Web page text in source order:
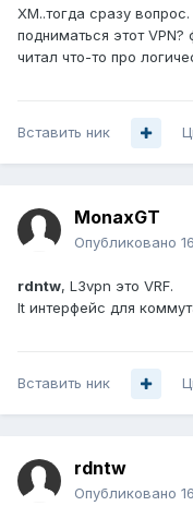
ХМ..тогда сразу
подниматься этот
читал что-то про
Вставить ник
MonaxGT
Опубликовано
rdntw, L3vpn это VRF.
lt интерфейс для
Вставить ник
rdntw
Опубликовано